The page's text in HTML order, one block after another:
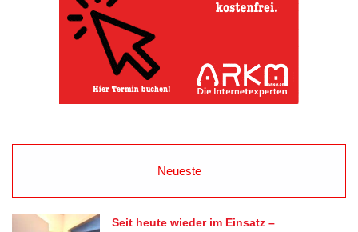
Neueste
Seit heute wieder im Einsatz –